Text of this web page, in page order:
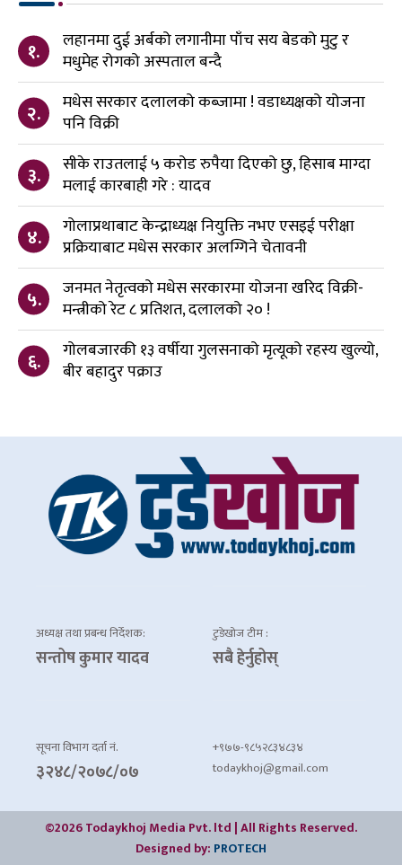
१.
लहानमा दुई अर्बको लगानीमा पाँच सय बेडको मुटु र
मधुमेह रोगको अस्पताल बन्दै
२.
मधेस सरकार दलालको कब्जामा ! वडाध्यक्षको योजना
पनि विक्री
३.
सीके राउतलाई ५ करोड रुपैया दिएको छु, हिसाब माग्दा
मलाई कारबाही गरे : यादव
४.
गोलाप्रथाबाट केन्द्राध्यक्ष नियुक्ति नभए एसइई परीक्षा
प्रक्रियाबाट मधेस सरकार अलग्गिने चेतावनी
५.
जनमत नेतृत्वको मधेस सरकारमा योजना खरिद विक्री-
मन्त्रीको रेट ८ प्रतिशत, दलालको २० !
६.
गोलबजारकी १३ वर्षीया गुलसनाको मृत्यूको रहस्य खुल्यो,
बीर बहादुर पक्राउ
अध्यक्ष तथा प्रबन्ध निर्देशक:
सन्तोष कुमार यादव
टुडेखोज टीम :
सबै हेर्नुहोस्
सूचना विभाग दर्ता नं.
३२४८/२०७८/०७
+९७७-९८५२८३४८३४
todaykhoj@gmail.com
©2026 Todaykhoj Media Pvt. ltd | All Rights Reserved.
Designed by: PROTECH